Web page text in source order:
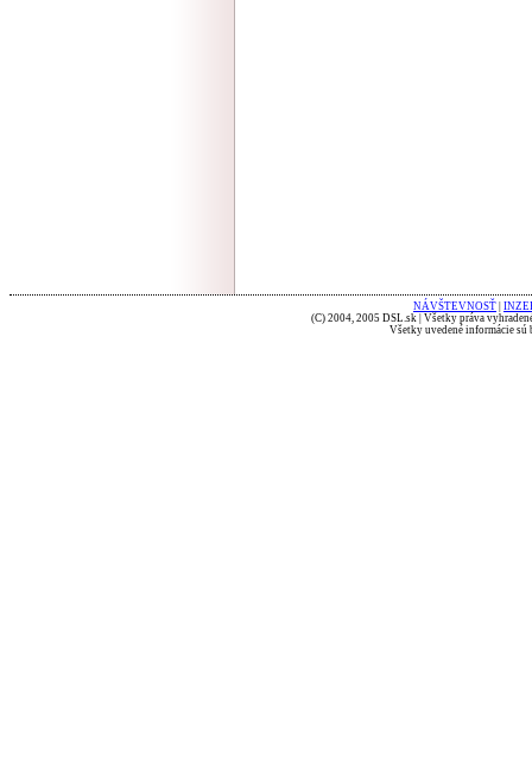
NÁVŠTEVNOSŤ
(C) 2004, 2005 DSL.sk | Všetky práva
Všetky uvedené informácie sú